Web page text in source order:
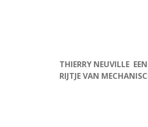
THIERRY NEUVILLE
RIJTJE VAN